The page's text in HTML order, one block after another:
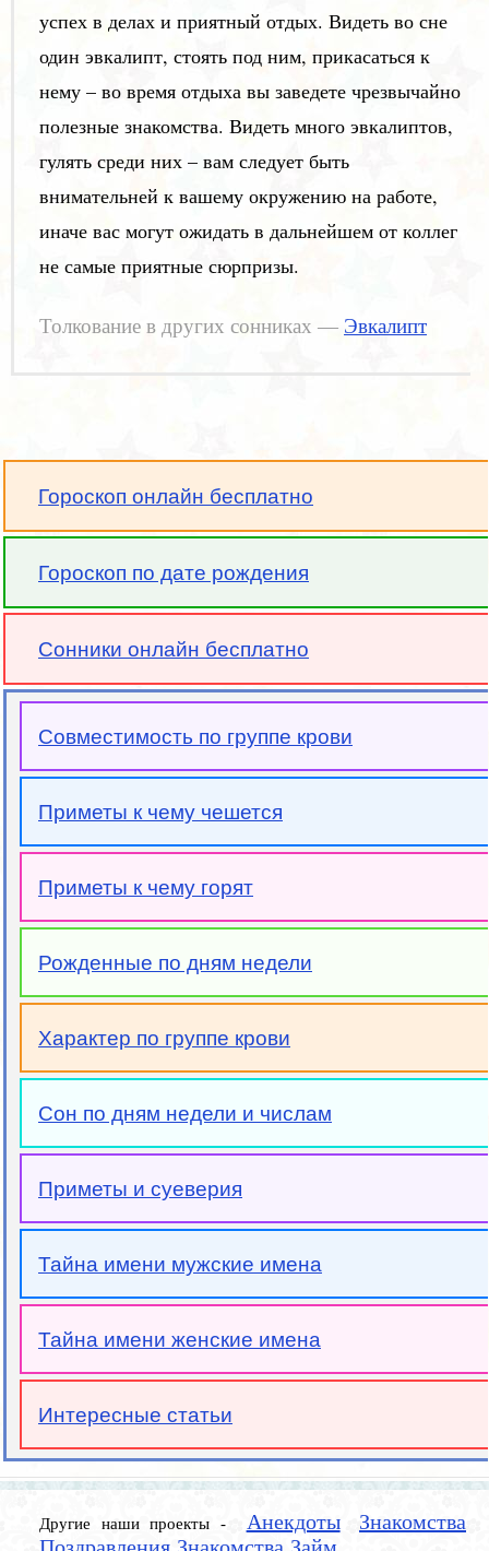
успех в делах и приятный отдых. Видеть во сне
один эвкалипт, стоять под ним, прикасаться к
нему – во время отдыха вы заведете чрезвычайно
полезные знакомства. Видеть много эвкалиптов,
гулять среди них – вам следует быть
внимательней к вашему окружению на работе,
иначе вас могут ожидать в дальнейшем от коллег
не самые приятные сюрпризы.
Толкование в других сонниках — Эвкалипт
Гороскоп онлайн бесплатно
Гороскоп по дате рождения
Сонники онлайн бесплатно
Совместимость по группе крови
Приметы к чему чешется
Приметы к чему горят
Рожденные по дням недели
Характер по группе крови
Сон по дням недели и числам
Приметы и суеверия
Тайна имени мужские имена
Тайна имени женские имена
Интересные статьи
Другие наши проекты - Анекдоты
Знакомства